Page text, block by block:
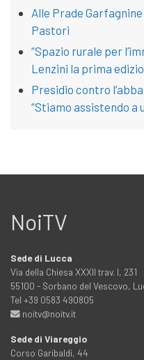
Alle Prade
Pastori
“Spazio rurale per
Lenzini la prima
Presidio contro
“Stiamo assistendo a
NoiTV
Sede di Lucca
Via della Chiesa XXXII trav. I, 231
55100 - Sorbano del Vescovo,
Tel +39 0583 490805
noitv@noitv.it
Sede di Viareggio
Corso Garibaldi, 44